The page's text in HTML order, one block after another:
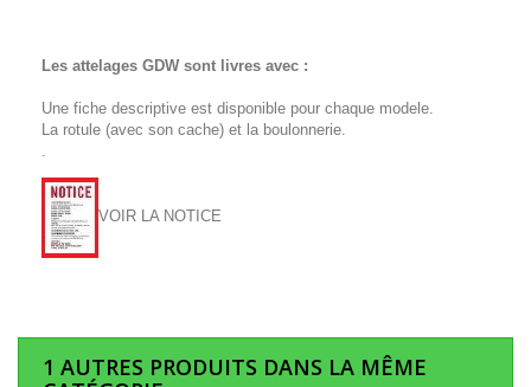
Les attelages GDW sont livres avec :
Une fiche descriptive est disponible pour chaque modele.
La rotule (avec son cache) et la boulonnerie.
.
VOIR LA NOTICE
1 AUTRES PRODUITS DANS LA MÊME